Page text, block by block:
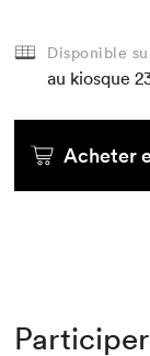
Disponible
au kiosque
Acheter